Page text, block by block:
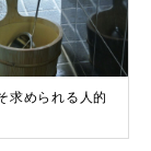
求められる人的